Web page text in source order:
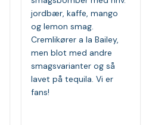
jordbær, kaffe, mango
og lemon smag.
Cremlikører a la Bailey,
men blot med andre
smagsvarianter og så
lavet på tequila. Vi er
fans!